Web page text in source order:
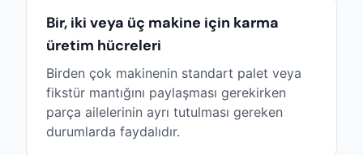
Bir, iki veya üç makine için karma
üretim hücreleri
Birden çok makinenin standart palet veya
fikstür mantığını paylaşması gerekirken
parça ailelerinin ayrı tutulması gereken
durumlarda faydalıdır.